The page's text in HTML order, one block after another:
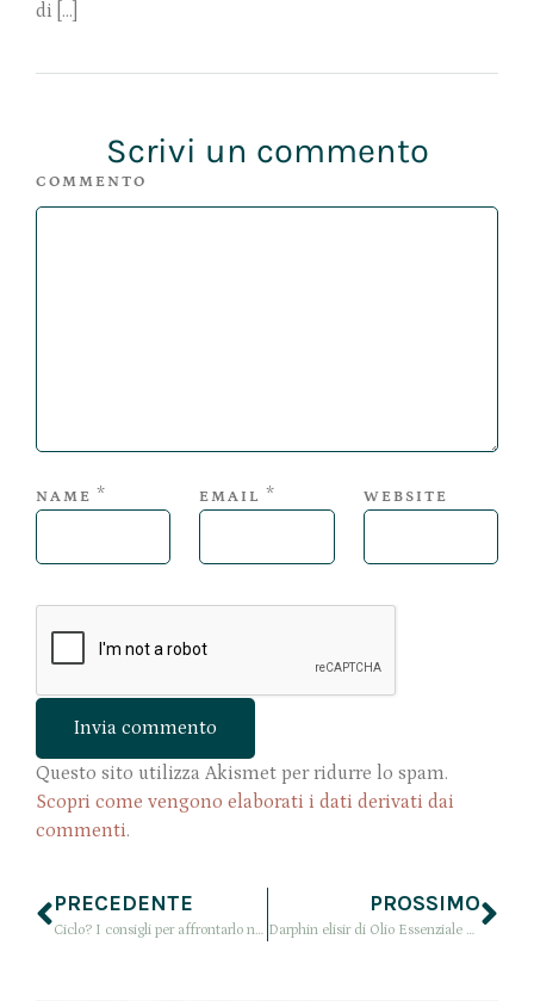
di […]
Scrivi un commento
COMMENTO
NAME * EMAIL * WEBSITE
Questo sito utilizza Akismet per ridurre lo spam.
Scopri come vengono elaborati i dati derivati dai
commenti.
PRECEDENTE
Ciclo? I consigli per affrontarlo nel modo giusto
PROSSIMO
Darphin elisir di Olio Essenziale al mandarino: recensione. Illumina la pelle!